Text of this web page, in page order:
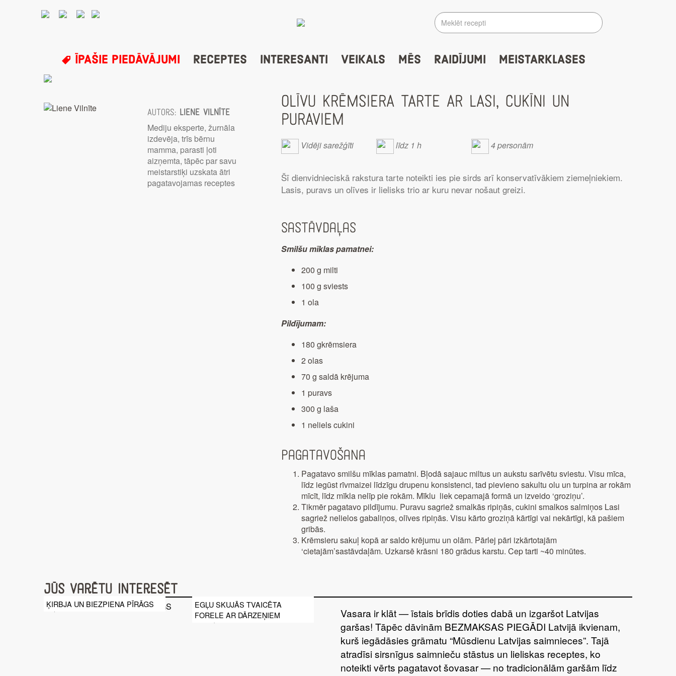
ĪPAŠIE PIEDĀVĀJUMI RECEPTES INTERESANTI VEIKALS MĒS RAIDĪJUMI MEISTARKLASES
Autors: Liene Vilnīte
Mediju eksperte, žurnāla
izdevēja, trīs bērnu
mamma, parasti ļoti
aizņemta, tāpēc par savu
meistarstiķi uzskata ātri
pagatavojamas receptes
OLĪVU KRĒMSIERA TARTE AR LASI, CUKĪNI UN
PURAVIEM
Vidēji sarežģīti līdz 1 h 4 personām
Šī dienvidnieciskā rakstura tarte noteikti ies pie sirds arī konservatīvākiem ziemeļniekiem.
Lasis, puravs un olīves ir lielisks trio ar kuru nevar nošaut greizi.
Sastāvdaļas
Smilšu mīklas pamatnei:
200 g milti
100 g sviests
1 ola
Pildījumam:
180 gkrēmsiera
2 olas
70 g saldā krējuma
1 puravs
300 g laša
1 neliels cukini
Pagatavošana
Pagatavo smilšu mīklas pamatni. Bļodā sajauc miltus un aukstu sarīvētu sviestu. Visu mīca,
līdz iegūst rīvmaizei līdzīgu drupenu konsistenci, tad pievieno sakultu olu un turpina ar rokām
mīcīt, līdz mīkla nelīp pie rokām. Mīklu liek cepamajā formā un izveido ‘groziņu’.
Tikmēr pagatavo pildījumu. Puravu sagriež smalkās ripiņās, cukini smalkos salmiņos Lasi
sagriež nelielos gabaliņos, olīves ripiņās. Visu kārto groziņā kārtīgi vai nekārtīgi, kā pašiem
gribās.
Krēmsieru sakuļ kopā ar saldo krējumu un olām. Pārlej pāri izkārtotajām
‘cietajām’sastāvdaļām. Uzkarsē krāsni 180 grādus karstu. Cep tarti ~40 minūtes.
Jūs varētu interesēt
ĶIRBJA UN BIEZPIENA PĪRĀGS
EGĻU SKUJĀS TVAICĒTA
FORELE AR DĀRZEŅIEM
Vasara ir klāt — īstais brīdis doties dabā un izgaršot Latvijas
garšas! Tāpēc dāvinām BEZMAKSAS PIEGĀDI Latvijā ikvienam,
kurš iegādāsies grāmatu “Mūsdienu Latvijas saimnieces”. Tajā
atradīsi sirsnīgus saimnieču stāstus un lieliskas receptes, ko
noteikti vērts pagatavot šovasar — no tradicionālām garšām līdz